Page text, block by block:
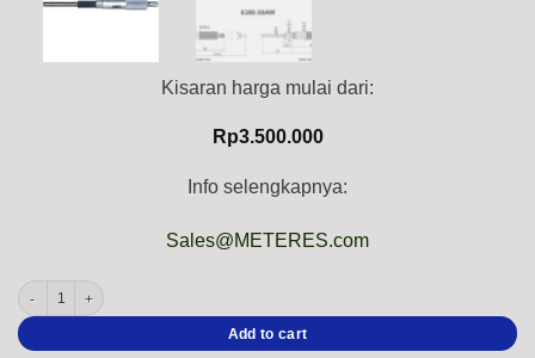
Kisaran harga mulai dari:
Rp3.500.000
Info selengkapnya:
Sales@METERES.com
INSIZE 6388 Large Stem Micrometer Head (DIN 863-2, Graduation: 0.01mm)
Add to cart